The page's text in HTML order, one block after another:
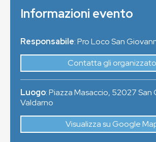
Informazioni evento
Responsabile: Pro Loco San
Contatta gli
Luogo:Piazza Masaccio, 52027San
Valdarno
Visualizza su Google